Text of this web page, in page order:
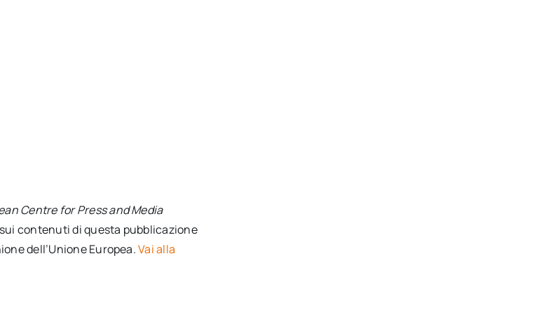
Centre for Press and Media
contenuti di questa pubblicazione
dell’Unione Europea.Vai alla